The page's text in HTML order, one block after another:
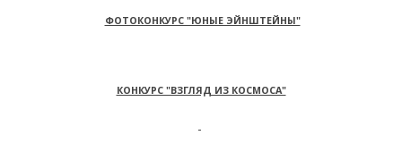
ФОТОКОНКУРС "ЮНЫЕ ЭЙНШТЕЙНЫ"
КОНКУРС "ВЗГЛЯД ИЗ КОСМОСА"